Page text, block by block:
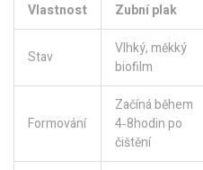
Vlastnost Zubní plak
Stav
Vlhký, měkký
biofilm
Formování
Začíná během
4‑8hodin po
čištění